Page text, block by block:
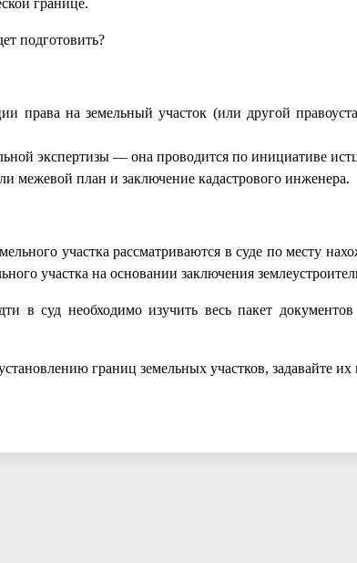
подготовить?
права на земельный участок (или другой
экспертизы — она проводится по инициативе
межевой план и заключение кадастрового инженера.
участка рассматриваются в суде по месту
участка на основании заключения
в суд необходимо изучить весь пакет
границ земельных участков, задавайте